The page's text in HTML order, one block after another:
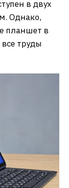
в двух
Однако,
планшет в
труды